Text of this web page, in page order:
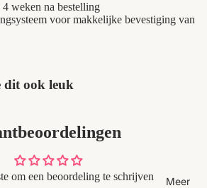
Meer
weken na bestelling
voor makkelijke bevestiging van
dit ook leuk
om een beoordeling te schrijven